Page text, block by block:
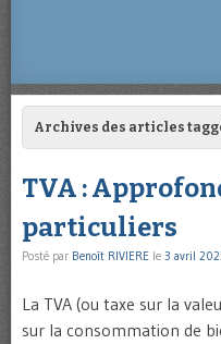
Archives des articles
TVA :
particuliers
Posté par Benoît RIVIERE le 3 avril
La TVA (ou taxe sur la
sur la consommation de